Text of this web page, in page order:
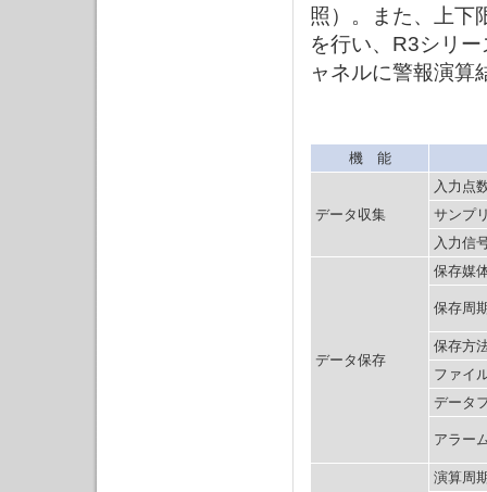
照）。また、上下
を行い、R3シリ
ャネルに警報演算
機 能
データ収集
入力点
サンプ
入力信
データ保存
保存媒
保存周
保存方
ファイ
データ
アラー
演算周